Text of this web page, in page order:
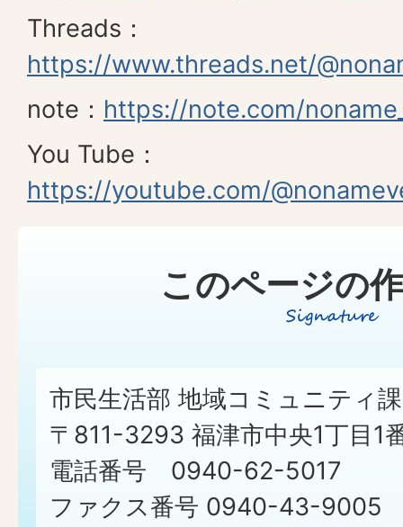
Threads：
https://www.threads.net/
note： https://note.com/
You Tube：
https://youtube.com/
このページの
市民生活部 地域コミュニティ
〒811-3293 福津市中央1丁目1
電話番号 0940-62-5017
ファクス番号 0940-43-9005​​​​​​​